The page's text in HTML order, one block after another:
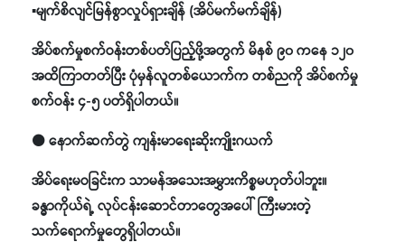
▪️မျက်စိလျင်မြန်စွာလှုပ်ရှားချိန် (အိပ်မက်မက်ချိန်)
အိပ်စက်မှုစက်ဝန်းတစ်ပတ်ပြည့်ဖို့အတွက် မိနစ် ၉၀ ကနေ ၁၂၀
အထိကြာတတ်ပြီး ပုံမှန်လူတစ်ယောက်က တစ်ညကို အိပ်စက်မှု
စက်ဝန်း ၄-၅ ပတ်ရှိပါတယ်။
⚫ နောက်ဆက်တွဲ ကျန်းမာရေးဆိုးကျိုးဂယက်
အိပ်ရေးမဝခြင်းက သာမန်အသေးအမွှားကိစ္စမဟုတ်ပါဘူး။
ခန္ဓာကိုယ်ရဲ့ လုပ်ငန်းဆောင်တာတွေအပေါ် ကြီးမားတဲ့
သက်ရောက်မှုတွေရှိပါတယ်။